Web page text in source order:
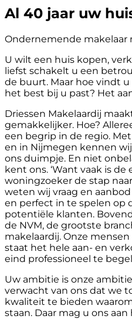
Al 40 jaar uw
Ondernemende makelaar
U wilt een huis kopen,
liefst schakelt u een
de buurt. Maar hoe vindt
het best bij u past? Het
Driessen Makelaardij
gemakkelijker. Hoe?
een begrip in de regio.
en in Nijmegen kennen
ons duimpje. En niet
kent ons. ‘Want vaak is de
woningzoeker de stap
weten wij vraag en
en perfect in te spelen op
potentiële klanten.
de NVM, de grootste
makelaardij. Onze
staat het hele aan- en
eind professioneel te
Uw ambitie is onze
verwacht van ons dat we
kwaliteit te bieden
staan. Daar mag u ons aan